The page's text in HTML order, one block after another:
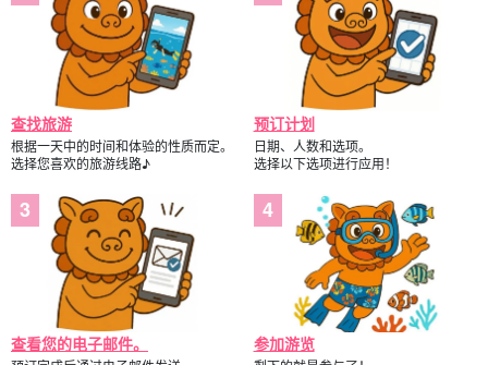
查找旅游
根据一天中的时间和体验的性质而定。
选择您喜欢的旅游线路♪
预订计划
日期、人数和选项。
选择以下选项进行应用！
查看您的电子邮件。 参加游览